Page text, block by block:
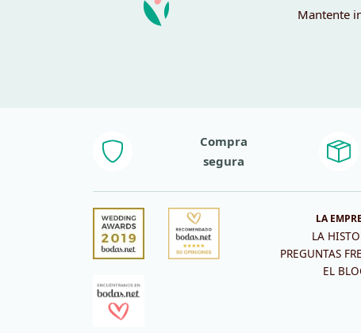
Mantente
Compra
segura
LA
LA
PREGUNTAS
EL